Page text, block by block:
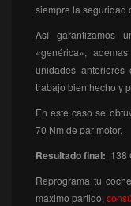
siempre la seguridad
Así garantizamos
«genérica»,
unidades
trabajo bien hecho y
En este caso se
70 Nm de par motor.
Resultado final: 138
Reprograma tu
máximo partido,